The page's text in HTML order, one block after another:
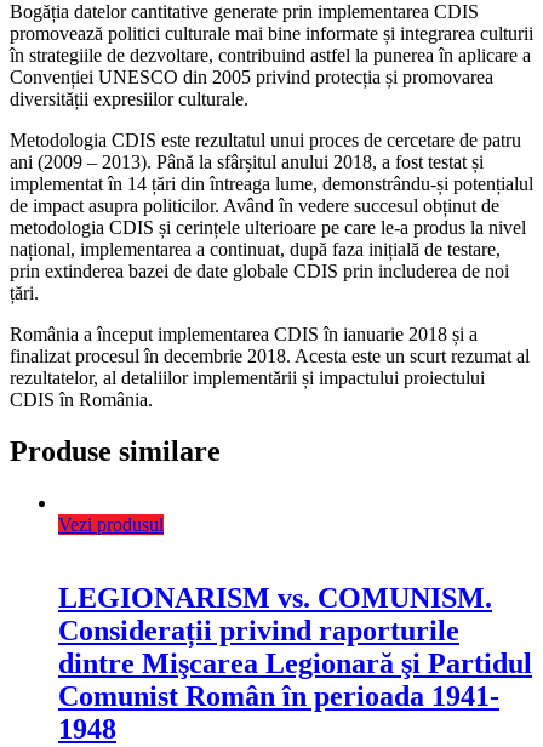
Bogăția datelor cantitative generate prin implementarea CDIS
promovează politici culturale mai bine informate și integrarea culturii
în strategiile de dezvoltare, contribuind astfel la punerea în aplicare a
Convenției UNESCO din 2005 privind protecția și promovarea
diversității expresiilor culturale.
Metodologia CDIS este rezultatul unui proces de cercetare de patru
ani (2009 – 2013). Până la sfârșitul anului 2018, a fost testat și
implementat în 14 țări din întreaga lume, demonstrându-și potențialul
de impact asupra politicilor. Având în vedere succesul obținut de
metodologia CDIS și cerințele ulterioare pe care le-a produs la nivel
național, implementarea a continuat, după faza inițială de testare,
prin extinderea bazei de date globale CDIS prin includerea de noi
țări.
România a început implementarea CDIS în ianuarie 2018 și a
finalizat procesul în decembrie 2018. Acesta este un scurt rezumat al
rezultatelor, al detaliilor implementării și impactului proiectului
CDIS în România.
Produse similare
Vezi produsul
LEGIONARISM vs. COMUNISM.
Considerații privind raporturile
dintre Mişcarea Legionară şi Partidul
Comunist Român în perioada 1941-
1948